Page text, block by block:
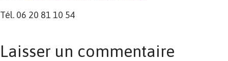
Tél. 06 20 81 10 54
Laisser un commentaire